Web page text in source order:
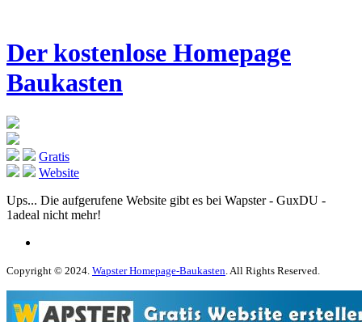
Der kostenlose Homepage
Baukasten
Gratis
Website
Ups... Die aufgerufene Website gibt es bei Wapster - GuxDU -
1adeal nicht mehr!
Copyright © 2024. Wapster Homepage-Baukasten . All Rights Reserved.